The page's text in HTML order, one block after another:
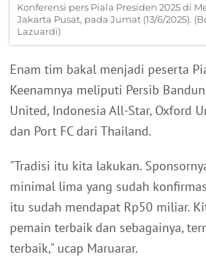
Konferensi pers Piala Presiden 2025 di
Jakarta Pusat, pada Jumat (13/6/2025).
Lazuardi)
Enam tim bakal menjadi peserta
Keenamnya meliputi Persib
United, Indonesia All-Star, Oxford
dan Port FC dari Thailand.
"Tradisi itu kita lakukan.
minimal lima yang sudah
itu sudah mendapat Rp50 miliar.
pemain terbaik dan sebagainya,
terbaik," ucap Maruarar.